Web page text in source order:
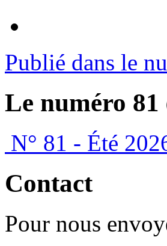
Publié dans le
Le numéro 81
N° 81 - Été
Contact
Pour nous